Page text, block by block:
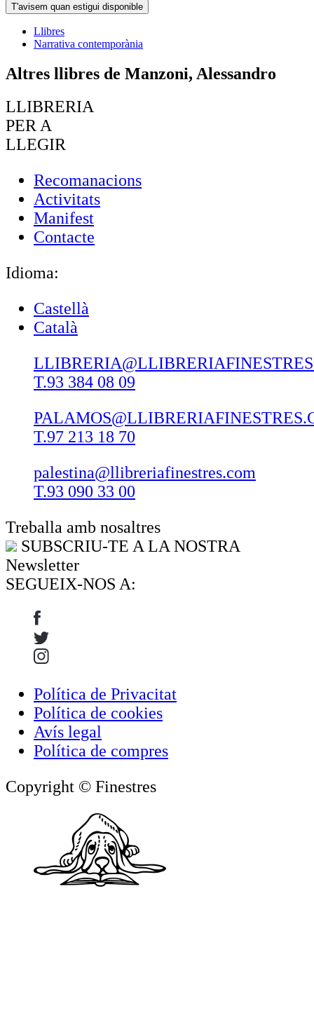
T'avisem quan estigui disponible
Llibres
Narrativa contemporània
Altres llibres de Manzoni, Alessandro
LLIBRERIA
PER A
LLEGIR
Recomanacions
Activitats
Manifest
Contacte
Idioma:
Castellà
Català
T.93 384 08 09
T.97 213 18 70
palestina@llibreriafinestres.com
T.93 090 33 00
Treballa amb nosaltres
SUBSCRIU-TE A LA NOSTRA
Newsletter
SEGUEIX-NOS A:
Política de Privacitat
Política de cookies
Avís legal
Política de compres
Copyright © Finestres